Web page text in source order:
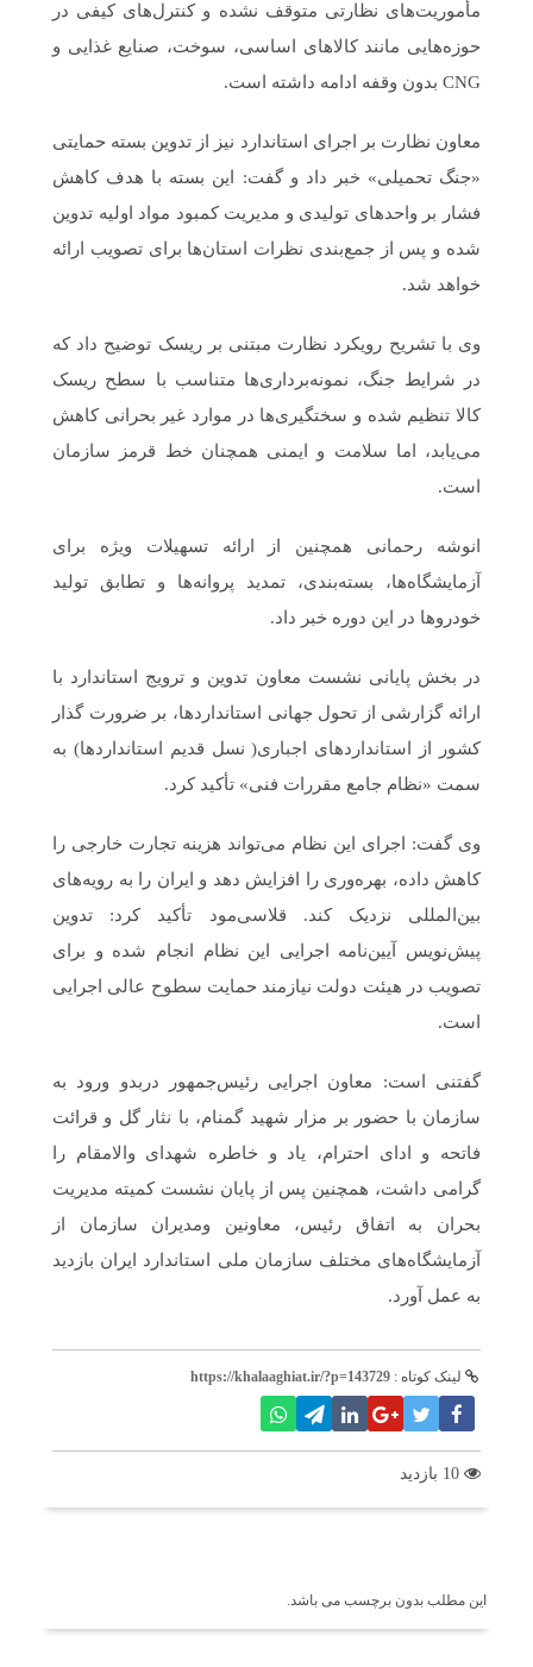
مأموریت‌های نظارتی متوقف نشده و کنترل‌های کیفی در
حوزه‌هایی مانند کالاهای اساسی، سوخت، صنایع غذایی و
CNG بدون وقفه ادامه داشته است.
معاون نظارت بر اجرای استاندارد نیز از تدوین بسته حمایتی
«جنگ تحمیلی» خبر داد و گفت: این بسته با هدف کاهش
فشار بر واحدهای تولیدی و مدیریت کمبود مواد اولیه تدوین
شده و پس از جمع‌بندی نظرات استان‌ها برای تصویب ارائه
خواهد شد.
وی با تشریح رویکرد نظارت مبتنی بر ریسک توضیح داد که
در شرایط جنگ، نمونه‌برداری‌ها متناسب با سطح ریسک
کالا تنظیم شده و سختگیری‌ها در موارد غیر بحرانی کاهش
می‌یابد، اما سلامت و ایمنی همچنان خط قرمز سازمان
است.
انوشه رحمانی همچنین از ارائه تسهیلات‌ ویژه برای
آزمایشگاه‌ها، بسته‌بندی، تمدید پروانه‌ها و تطابق تولید
خودروها در این دوره خبر داد.
در بخش پایانی نشست معاون تدوین و ترویج استاندارد با
ارائه گزارشی از تحول جهانی استانداردها، بر ضرورت گذار
کشور از استانداردهای اجباری( نسل قدیم استانداردها) به
سمت «نظام جامع مقررات فنی» تأکید کرد.
وی گفت: اجرای این نظام می‌تواند هزینه تجارت خارجی را
کاهش داده، بهره‌وری را افزایش دهد و ایران را به رویه‌های
بین‌المللی نزدیک کند. قلاسی‌مود تأکید کرد: تدوین
پیش‌نویس آیین‌نامه اجرایی این نظام انجام شده و برای
تصویب در هیئت دولت نیازمند حمایت سطوح عالی اجرایی
است.
گفتنی است: معاون اجرایی رئیس‌جمهور دربدو ورود به
سازمان با حضور بر مزار شهید گمنام، با نثار گل و قرائت
فاتحه و ادای احترام، یاد و خاطره شهدای والامقام را
گرامی داشت، همچنین پس از پایان نشست کمیته مدیریت
بحران به اتفاق رئیس، معاونین ومدیران سازمان از
آزمایشگاه‌های مختلف سازمان ملی استاندارد ایران بازدید
به عمل آورد.
لینک کوتاه : https://khalaaghiat.ir/?p=143729
این مطلب بدون برچسب می باشد.